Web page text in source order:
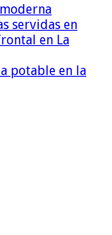
servidas en
en La
potable en la